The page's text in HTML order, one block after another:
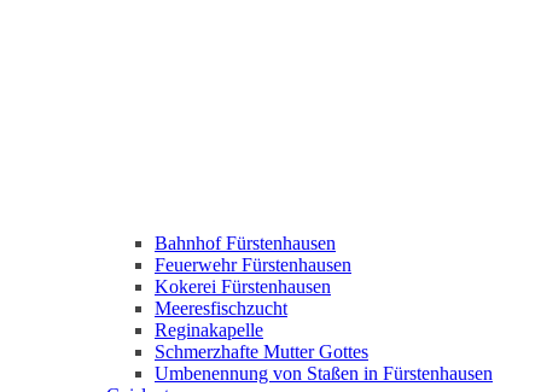
Bahnhof Fürstenhausen
Feuerwehr Fürstenhausen
Kokerei Fürstenhausen
Meeresfischzucht
Reginakapelle
Schmerzhafte Mutter Gottes
Umbenennung von Staßen in Fürstenhausen